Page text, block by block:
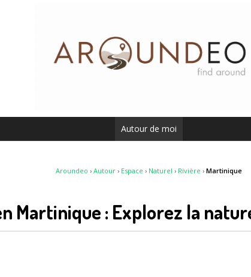
Autour de moi
Aroundeo › Autour› Espace › Naturel › Rivière › Martinique
Martinique : Explorez la